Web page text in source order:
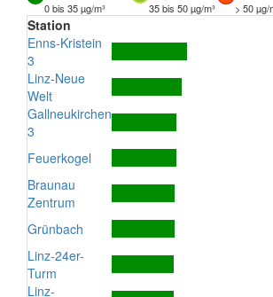
0 bis 35 µg/m³
35 bis 50 µg/m³ > 50 µg/
Station
Enns-Kristein
3
Linz-Neue
Welt
Gallneukirchen
3
Feuerkogel
Braunau
Zentrum
Grünbach
Linz-24er-
Turm
Linz-